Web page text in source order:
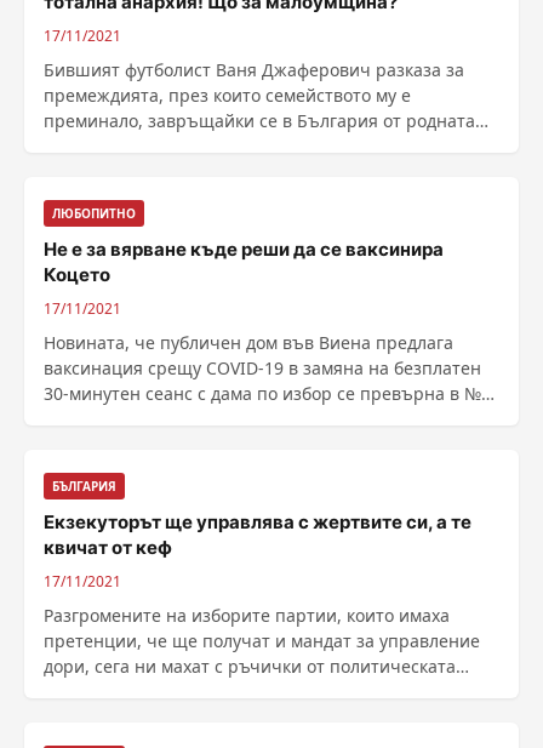
17/11/2021
Бившият футболист Ваня Джаферович разказа за
премеждията, през които семейството му е
преминало, завръщайки се в България от родната
ЛЮБОПИТНО
Не е за вярване къде реши да се ваксинира
Коцето
17/11/2021
Новината, че публичен дом във Виена предлага
ваксинация срещу COVID-19 в замяна на безплатен
30-минутен сеанс с дама по избор се превърна в №1
БЪЛГАРИЯ
Екзекуторът ще управлява с жертвите си, а те
квичат от кеф
17/11/2021
Разгромените на изборите партии, които имаха
претенции, че ще получат и мандат за управление
дори, сега ни махат с ръчички от политическата